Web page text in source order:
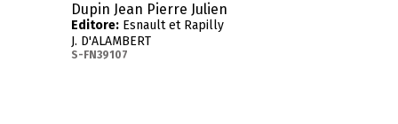
Dupin Jean Pierre Julien
Editore: Esnault et Rapilly
J. D'ALAMBERT
S-FN39107